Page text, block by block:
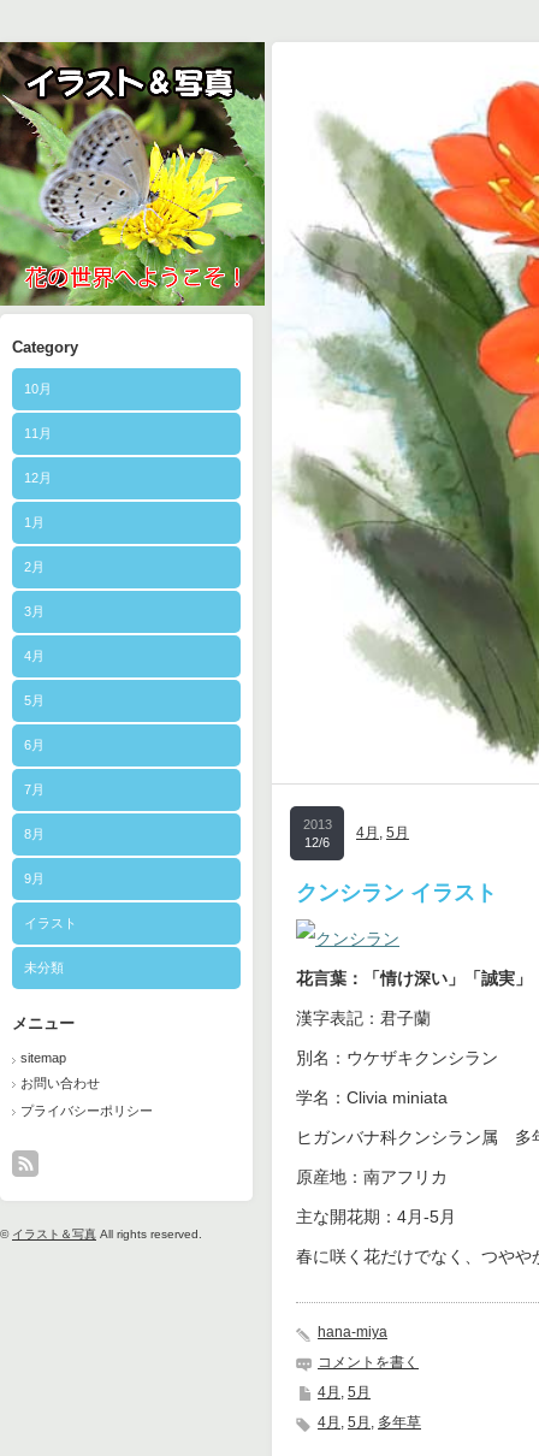
Category
10月
11月
12月
1月
2月
3月
4月
5月
6月
7月
8月
9月
イラスト
未分類
メニュー
sitemap
お問い合わせ
プライバシーポリシー
© イラスト＆写真 All rights reserved.
2013
12/6
4月 , 5月
クンシラン イラスト
花言葉：「情け深い」「誠実」
漢字表記：君子蘭
別名：ウケザキクンシラン
学名：Clivia miniata
ヒガンバナ科クンシラン属 多
原産地：南アフリカ
主な開花期：4月-5月
春に咲く花だけでなく、つや
hana-miya
コメントを書く
4月 , 5月
4月 , 5月 , 多年草